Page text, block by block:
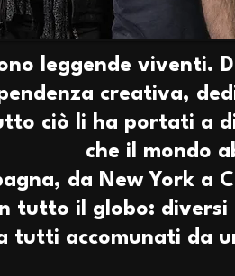
leggende viventi.
creativa,
ciò li ha portati a
che il mondo
da New York a
tutto il globo: diversi
tutti accomunati da